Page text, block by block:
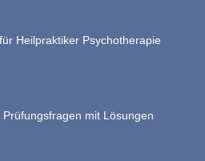
Heilpraktiker Psychotherapie
mit Lösungen